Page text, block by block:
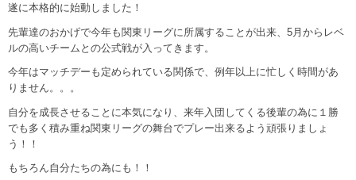
遂に本格的に始動しました！
先輩達のおかげで今年も関東リーグに所属することが出来、5月からレベ
ルの高いチームとの公式戦が入ってきます。
今年はマッチデーも定められている関係で、例年以上に忙しく時間があ
りません。。。
自分を成長させることに本気になり、来年入団してくる後輩の為に１勝
でも多く積み重ね関東リーグの舞台でプレー出来るよう頑張りましょ
う！！
もちろん自分たちの為にも！！